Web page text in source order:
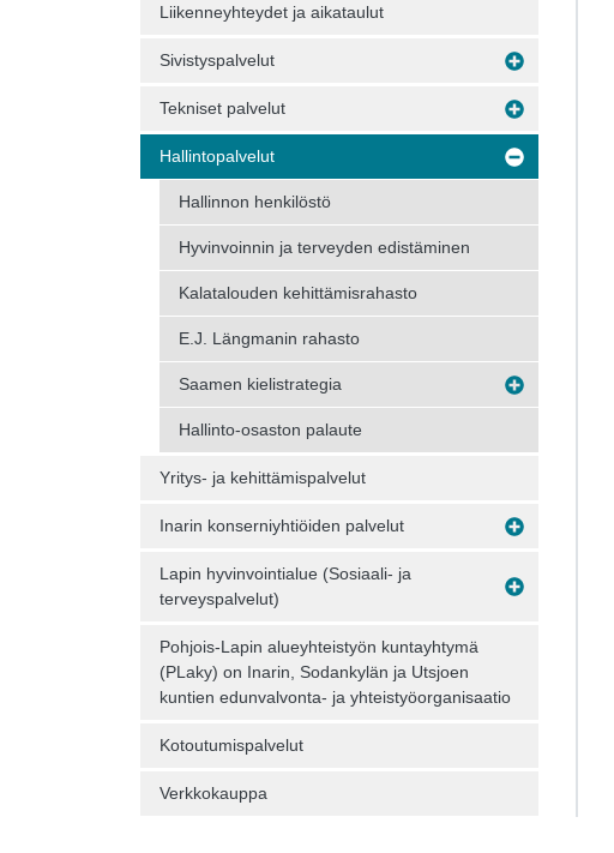
Liikenneyhteydet ja aikataulut
Sivistyspalvelut
Tekniset palvelut
Hallintopalvelut
Hallinnon henkilöstö
Hyvinvoinnin ja terveyden edistäminen
Kalatalouden kehittämisrahasto
E.J. Längmanin rahasto
Saamen kielistrategia
Hallinto-osaston palaute
Yritys- ja kehittämispalvelut
Inarin konserniyhtiöiden palvelut
Lapin hyvinvointialue (Sosiaali- ja
terveyspalvelut)
Pohjois-Lapin alueyhteistyön kuntayhtymä
(PLaky) on Inarin, Sodankylän ja Utsjoen
kuntien edunvalvonta- ja yhteistyöorganisaatio
Kotoutumispalvelut
Verkkokauppa